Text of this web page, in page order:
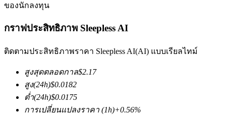
ฟิวเจอร์ส COIN-M
ฟิวเจอร์สสกุลเงินดิจิทัล
TradFi
อนุพันธ์ของหุ้น ฟอเร็กซ์ โลหะมีค่า และสินค้าโภคภัณฑ์
ของนักลงทุน
กราฟประสิทธิภาพ Sleepless AI
ติดตามประสิทธิภาพราคา Sleepless AI(AI) แบบเรียลไทม์
สูงสุดตลอดกาล$2.17
สูง(24h)$0.0182
ต่ำ(24h)$0.0175
การเปลี่ยนแปลงราคา (1h)+0.56%